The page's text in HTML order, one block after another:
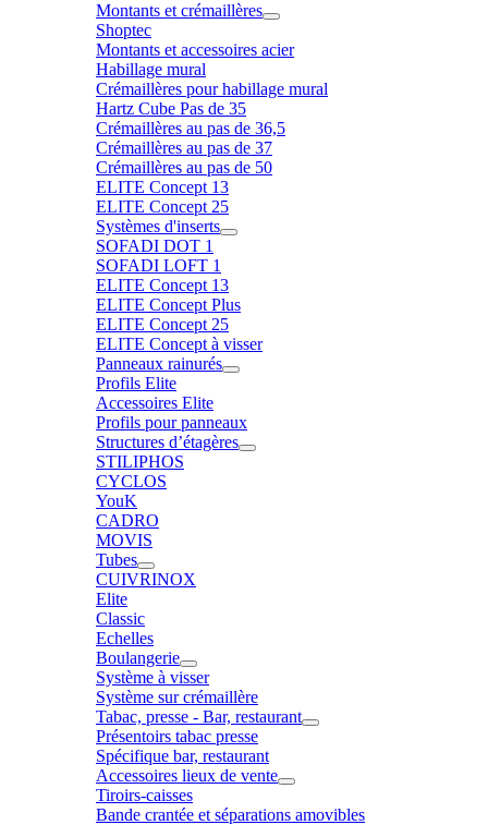
Montants et crémaillères
Shoptec
Montants et accessoires acier
Habillage mural
Crémaillères pour habillage mural
Hartz Cube Pas de 35
Crémaillères au pas de 36,5
Crémaillères au pas de 37
Crémaillères au pas de 50
ELITE Concept 13
ELITE Concept 25
Systèmes d'inserts
SOFADI DOT 1
SOFADI LOFT 1
ELITE Concept 13
ELITE Concept Plus
ELITE Concept 25
ELITE Concept à visser
Panneaux rainurés
Profils Elite
Accessoires Elite
Profils pour panneaux
Structures d’étagères
STILIPHOS
CYCLOS
YouK
CADRO
MOVIS
Tubes
CUIVRINOX
Elite
Classic
Echelles
Boulangerie
Système à visser
Système sur crémaillère
Tabac, presse - Bar, restaurant
Présentoirs tabac presse
Spécifique bar, restaurant
Accessoires lieux de vente
Tiroirs-caisses
Bande crantée et séparations amovibles